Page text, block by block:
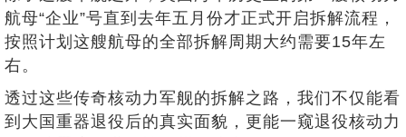
航母“企业”号直到去年五月份才正式开启拆解流程，
按照计划这艘航母的全部拆解周期大约需要15年左
右。
透过这些传奇核动力军舰的拆解之路，我们不仅能看
到大国重器退役后的真实面貌，更能一窥退役核动力